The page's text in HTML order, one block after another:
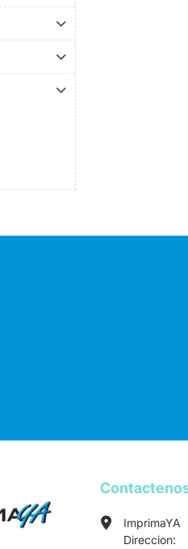
ImprimaYA
Direccion: